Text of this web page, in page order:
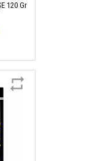
120 Gr